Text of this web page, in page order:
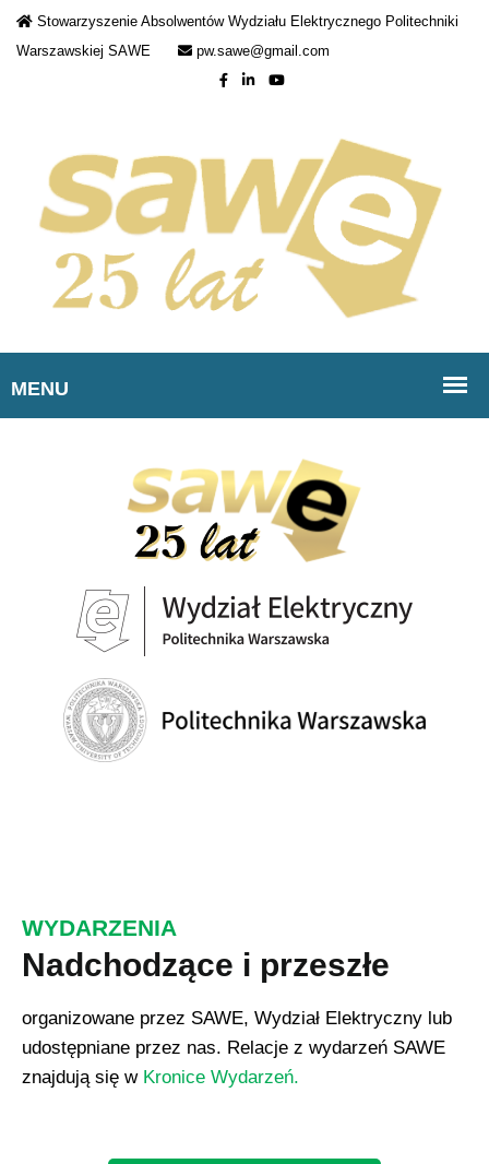
Stowarzyszenie Absolwentów Wydziału Elektrycznego Politechniki
Warszawskiej SAWE
pw.sawe@gmail.com
WYDARZENIA
Nadchodzące i przeszłe
organizowane przez SAWE, Wydział Elektryczny lub
udostępniane przez nas. Relacje z wydarzeń SAWE
znajdują się w Kronice Wydarzeń.